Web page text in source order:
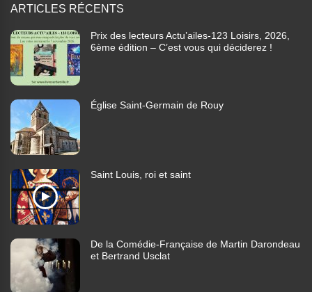
ARTICLES RÉCENTS
Prix des lecteurs Actu’ailes-123 Loisirs, 2026,
6ème édition – C’est vous qui déciderez !
Église Saint-Germain de Rouy
Saint Louis, roi et saint
De la Comédie-Française de Martin Darondeau
et Bertrand Usclat